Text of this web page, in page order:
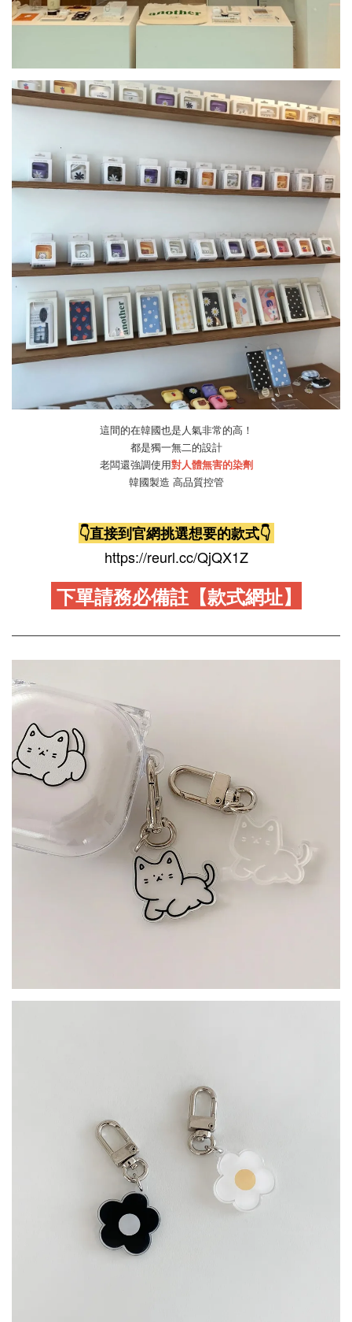
這間的在韓國也是人氣非常的高！
都是獨一無二的設計
老闆還強調使用對人體無害的染劑
韓國製造 高品質控管
👇直接到官網挑選想要的款式👇
https://reurl.cc/QjQX1Z
下單請務必備註【款式網址】